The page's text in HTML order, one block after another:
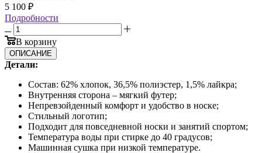
5 100 ₽
Подробности
В корзину
ОПИСАНИЕ
Детали:
Состав: 62% хлопок, 36,5% полиэстер, 1,5% лайкра;
Внутренняя сторона – мягкий футер;
Непревзойденный комфорт и удобство в носке;
Стильный логотип;
Подходит для повседневной носки и занятий спортом;
Температура воды при стирке до 40 градусов;
Машинная сушка при низкой температуре.